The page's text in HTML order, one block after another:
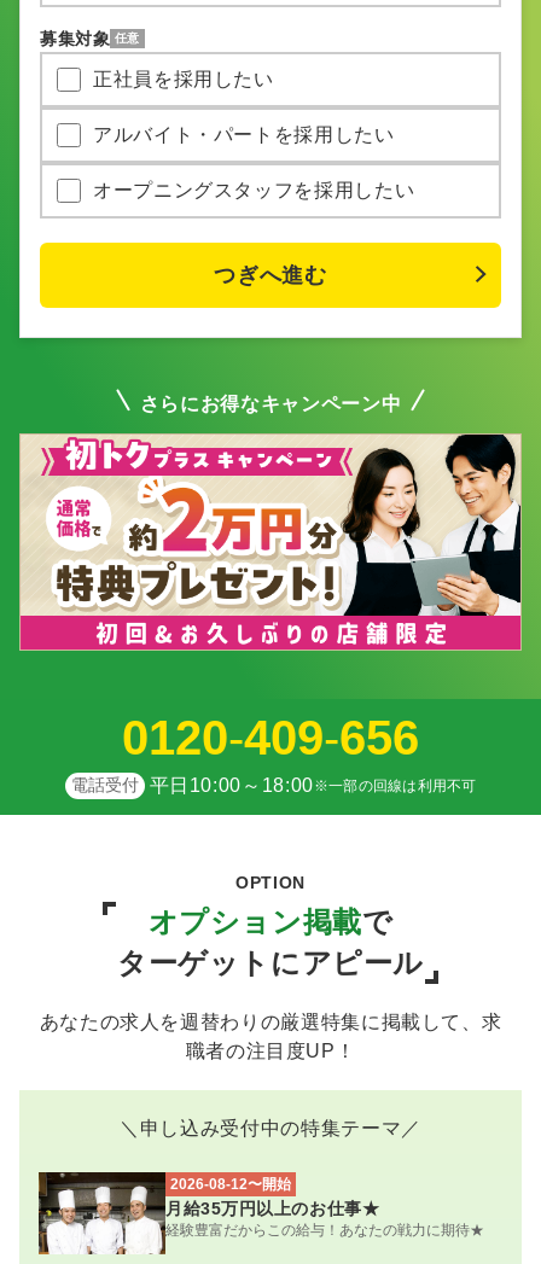
募集対象 任意
正社員を採用したい
アルバイト・パートを採用したい
オープニングスタッフを採用したい
さらにお得なキャンペーン中
0120-409-656
電話受付 平日10:00～18:00※一部の回線は利用不可
OPTION
オプション掲載で
ターゲットにアピール
あなたの求人を週替わりの厳選特集に掲載して、求
職者の注目度UP！
＼申し込み受付中の特集テーマ／
2026-08-12〜開始
月給35万円以上のお仕事★
経験豊富だからこの給与！あなたの戦力に期待★